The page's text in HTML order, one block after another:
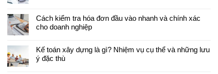
Cách kiểm tra hóa đơn đầu vào nhanh và chính xác
cho doanh nghiệp
Kế toán xây dựng là gì? Nhiệm vụ cụ thể và những lưu
ý đặc thù